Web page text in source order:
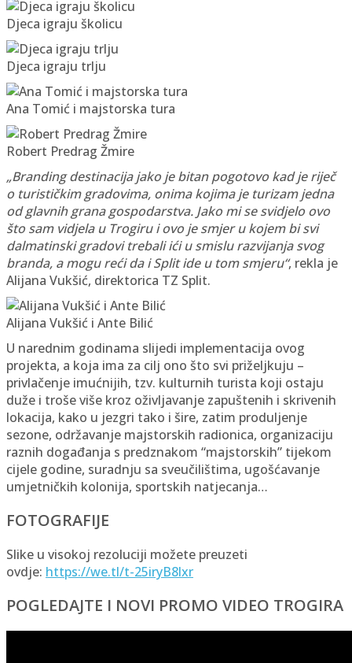
Djeca igraju školicu
Djeca igraju trlju
Ana Tomić i majstorska tura
Robert Predrag Žmire
„Branding destinacija jako je bitan pogotovo kad je riječ
o turističkim gradovima, onima kojima je turizam jedna
od glavnih grana gospodarstva. Jako mi se svidjelo ovo
što sam vidjela u Trogiru i ovo je smjer u kojem bi svi
dalmatinski gradovi trebali ići u smislu razvijanja svog
branda, a mogu reći da i Split ide u tom smjeru“, rekla je
Alijana Vukšić, direktorica TZ Split.
Alijana Vukšić i Ante Bilić
U narednim godinama slijedi implementacija ovog
projekta, a koja ima za cilj ono što svi priželjkuju –
privlačenje imućnijih, tzv. kulturnih turista koji ostaju
duže i troše više kroz oživljavanje zapuštenih i skrivenih
lokacija, kako u jezgri tako i šire, zatim produljenje
sezone, održavanje majstorskih radionica, organizaciju
raznih događanja s predznakom “majstorskih” tijekom
cijele godine, suradnju sa sveučilištima, ugošćavanje
umjetničkih kolonija, sportskih natjecanja…
FOTOGRAFIJE
Slike u visokoj rezoluciji možete preuzeti
ovdje: https://we.tl/t-25iryB8lxr
POGLEDAJTE I NOVI PROMO VIDEO TROGIRA